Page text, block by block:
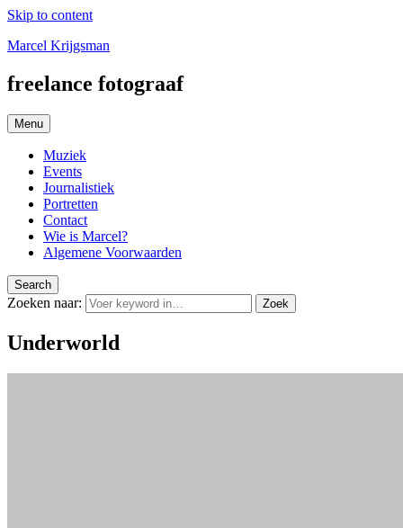
Skip to content
Marcel Krijgsman
freelance fotograaf
Menu
Muziek
Events
Journalistiek
Portretten
Contact
Wie is Marcel?
Algemene Voorwaarden
Search
Zoeken naar: Zoek
Underworld